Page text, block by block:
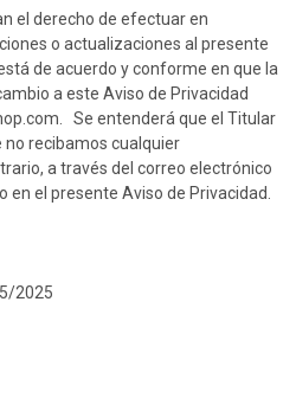
el derecho de efectuar en
o actualizaciones al presente
de acuerdo y conforme en que la
a este Aviso de Privacidad
. Se entenderá que el Titular
recibamos cualquier
a través del correo electrónico
en el presente Aviso de Privacidad.
2025